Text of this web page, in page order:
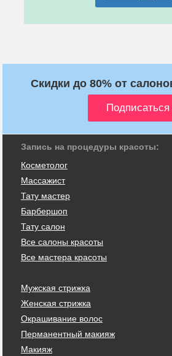
Скидки до 80% от
Запись на процедуры красоты:
Косметолог
Массажист
Тату мастер
Барбершоп
Тату салон
Все салоны красоты
Все мастера красоты
Мужская стрижка
Женская стрижка
Окрашивание волос
Перманентный макияж
Макияж